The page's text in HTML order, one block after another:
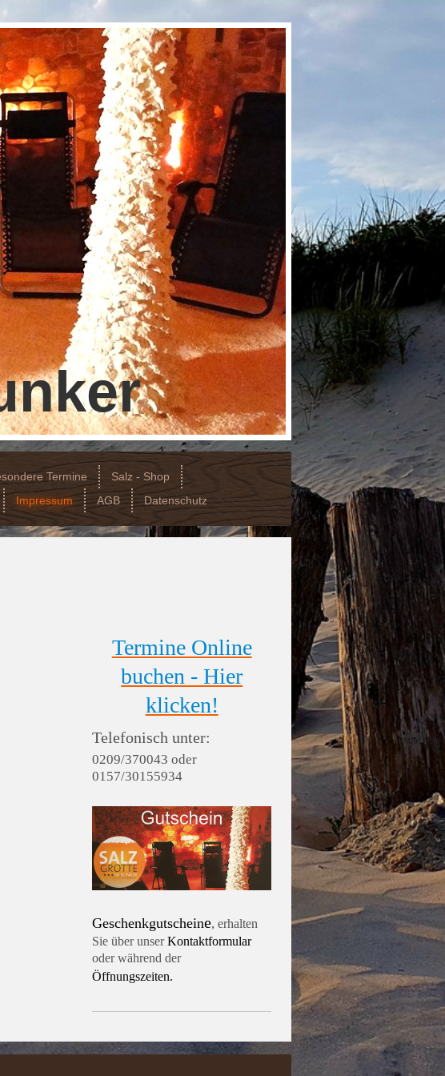
Termine
Salz - Shop
Impressum AGB Datenschutz
Termine Online
buchen - Hier
klicken!
Telefonisch unter:
0209/370043 oder
0157/30155934
Geschenkgutscheine,erhalten
Sie über unserKontaktformular
oder während der
Öffnungszeiten.